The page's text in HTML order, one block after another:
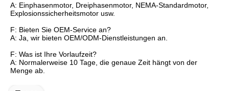
A: Einphasenmotor, Dreiphasenmotor, NEMA-Standardmotor,
Explosionssicherheitsmotor usw.
F: Bieten Sie OEM-Service an?
A: Ja, wir bieten OEM/ODM-Dienstleistungen an.
F: Was ist Ihre Vorlaufzeit?
A: Normalerweise 10 Tage, die genaue Zeit hängt von der
Menge ab.